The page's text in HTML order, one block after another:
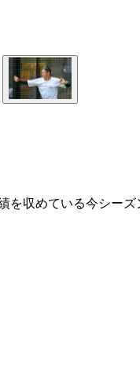
収めている今シーズ